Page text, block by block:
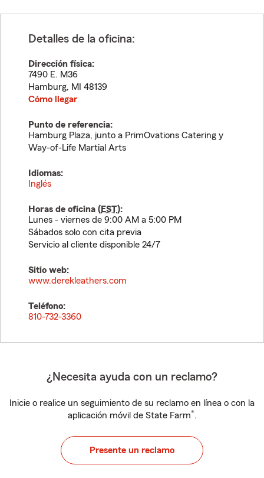
Detalles de la oficina:
Dirección física:
7490 E. M36
Hamburg, MI
48139
Cómo llegar
Punto de referencia:
Hamburg Plaza, junto a PrimOvations Catering y
Way-of-Life Martial Arts
Idiomas:
Inglés
Horas de oficina (EST):
Lunes - viernes de 9:00 AM a 5:00 PM
Sábados solo con cita previa
Servicio al cliente disponible 24/7
Sitio web:
www.derekleathers.com
Teléfono:
810-732-3360
¿Necesita ayuda con un reclamo?
Inicie o realice un seguimiento de su reclamo en línea o con la
aplicación móvil de State Farm®.
Presente un reclamo